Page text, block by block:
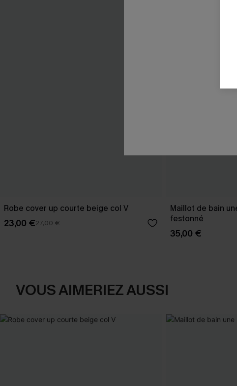
Robe cover up courte beige col V
23,00 €27,00 €
Maillot de bain
festonné
35,00 €
VOUS AIMERIEZ AUSSI